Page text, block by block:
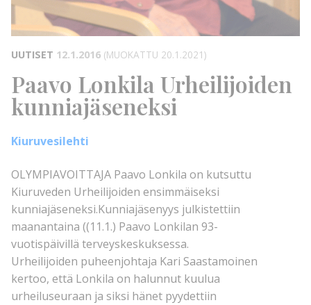
UUTISET 12.1.2016 (MUOKATTU 20.1.2021)
Paavo Lonkila Urheilijoiden
kunniajäseneksi
Kiuruvesilehti
OLYMPIAVOITTAJA Paavo Lonkila on kutsuttu
Kiuruveden Urheilijoiden ensimmäiseksi
kunniajäseneksi.Kunniajäsenyys julkistettiin
maanantaina ((11.1.) Paavo Lonkilan 93-
vuotispäivillä terveyskeskuksessa.
Urheilijoiden puheenjohtaja Kari Saastamoinen
kertoo, että Lonkila on halunnut kuulua
urheiluseuraan ja siksi hänet pyydettiin